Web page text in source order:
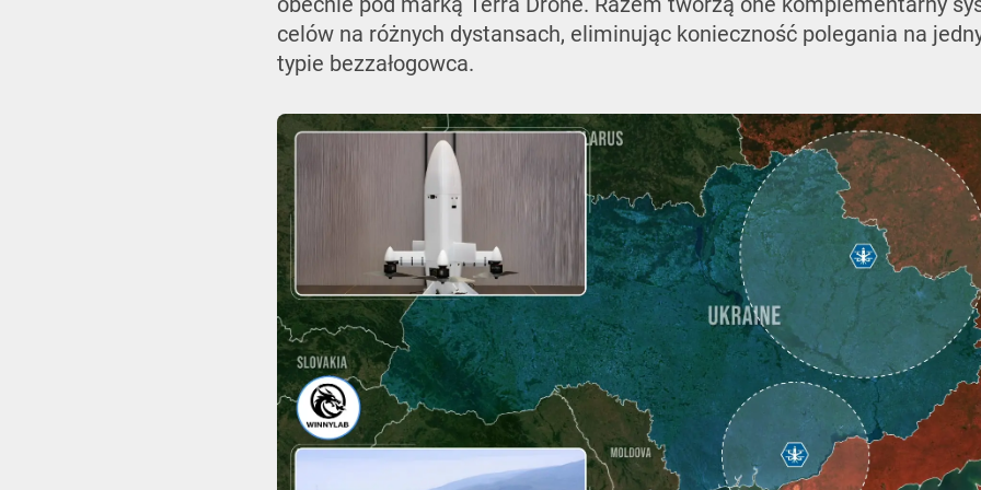
obecnie pod marką Terra Drone. Razem tworzą one komplementarny
celów na różnych dystansach, eliminując konieczność polegania na
typie bezzałogowca.